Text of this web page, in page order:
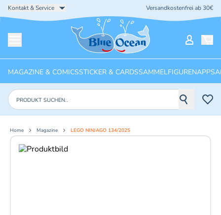
Kontakt & Service Versandkostenfrei ab 30€
Startseite
MAGAZINE & COMICSSTICKER & CARDSSAMMELFIGURENAPPS
Produkte suchen
Home Magazine LEGO NINJAGO 134/2025
Aktuelles Bild: 1 von 2